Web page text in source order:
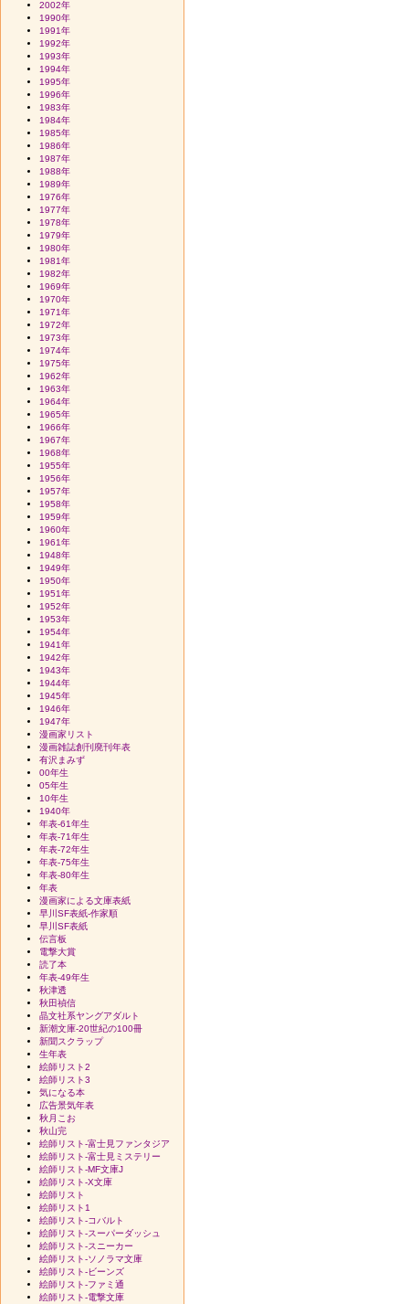
2002年
1990年
1991年
1992年
1993年
1994年
1995年
1996年
1983年
1984年
1985年
1986年
1987年
1988年
1989年
1976年
1977年
1978年
1979年
1980年
1981年
1982年
1969年
1970年
1971年
1972年
1973年
1974年
1975年
1962年
1963年
1964年
1965年
1966年
1967年
1968年
1955年
1956年
1957年
1958年
1959年
1960年
1961年
1948年
1949年
1950年
1951年
1952年
1953年
1954年
1941年
1942年
1943年
1944年
1945年
1946年
1947年
漫画家リスト
漫画雑誌創刊廃刊年表
有沢まみず
00年生
05年生
10年生
1940年
年表-61年生
年表-71年生
年表-72年生
年表-75年生
年表-80年生
年表
漫画家による文庫表紙
早川SF表紙-作家順
早川SF表紙
伝言板
電撃大賞
読了本
年表-49年生
秋津透
秋田禎信
晶文社系ヤングアダルト
新潮文庫-20世紀の100冊
新聞スクラップ
生年表
絵師リスト2
絵師リスト3
気になる本
広告景気年表
秋月こお
秋山完
絵師リスト-富士見ファンタジア
絵師リスト-富士見ミステリー
絵師リスト-MF文庫J
絵師リスト-X文庫
絵師リスト
絵師リスト1
絵師リスト-コバルト
絵師リスト-スーパーダッシュ
絵師リスト-スニーカー
絵師リスト-ソノラマ文庫
絵師リスト-ビーンズ
絵師リスト-ファミ通
絵師リスト-電撃文庫